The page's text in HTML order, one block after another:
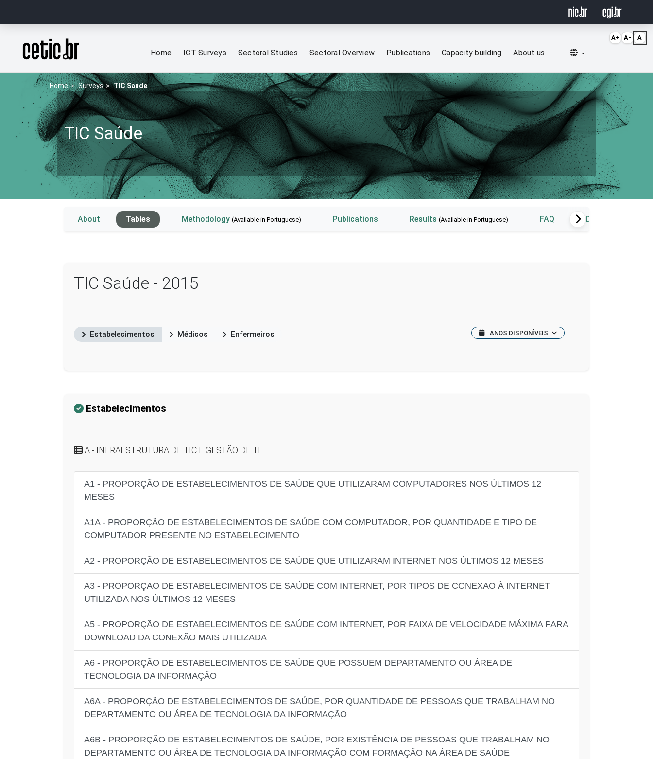
Página inicial
Home ICT Surveys Sectoral Studies Sectoral Overview Publications Capacity building About us Selecionar idioma
Home Surveys TIC Saúde
TIC Saúde
About Tables Methodology (Available in Portuguese) Publications Results (Available in Portuguese) FAQ Data
TIC Saúde - 2015
Estabelecimentos Médicos Enfermeiros ANOS DISPONÍVEIS
Estabelecimentos
A - INFRAESTRUTURA DE TIC E GESTÃO DE TI
A1 - PROPORÇÃO DE ESTABELECIMENTOS DE SAÚDE QUE UTILIZARAM COMPUTADORES NOS ÚLTIMOS 12
MESES
A1A - PROPORÇÃO DE ESTABELECIMENTOS DE SAÚDE COM COMPUTADOR, POR QUANTIDADE E TIPO DE
COMPUTADOR PRESENTE NO ESTABELECIMENTO
A2 - PROPORÇÃO DE ESTABELECIMENTOS DE SAÚDE QUE UTILIZARAM INTERNET NOS ÚLTIMOS 12 MESES
A3 - PROPORÇÃO DE ESTABELECIMENTOS DE SAÚDE COM INTERNET, POR TIPOS DE CONEXÃO À INTERNET
UTILIZADA NOS ÚLTIMOS 12 MESES
A5 - PROPORÇÃO DE ESTABELECIMENTOS DE SAÚDE COM INTERNET, POR FAIXA DE VELOCIDADE MÁXIMA PARA
DOWNLOAD DA CONEXÃO MAIS UTILIZADA
A6 - PROPORÇÃO DE ESTABELECIMENTOS DE SAÚDE QUE POSSUEM DEPARTAMENTO OU ÁREA DE
TECNOLOGIA DA INFORMAÇÃO
A6A - PROPORÇÃO DE ESTABELECIMENTOS DE SAÚDE, POR QUANTIDADE DE PESSOAS QUE TRABALHAM NO
DEPARTAMENTO OU ÁREA DE TECNOLOGIA DA INFORMAÇÃO
A6B - PROPORÇÃO DE ESTABELECIMENTOS DE SAÚDE, POR EXISTÊNCIA DE PESSOAS QUE TRABALHAM NO
DEPARTAMENTO OU ÁREA DE TECNOLOGIA DA INFORMAÇÃO COM FORMAÇÃO NA ÁREA DE SAÚDE
A+ A- A